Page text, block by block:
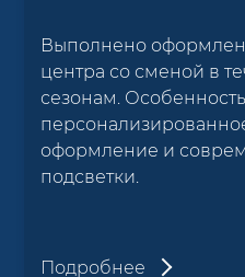
Выполнено
центра со сменой в
сезонам.
оформление и
подсветки.
Подробнее